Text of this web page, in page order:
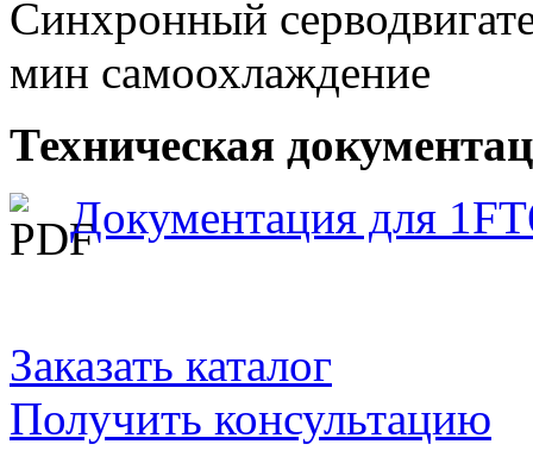
Синхронный
мин самоохлаждение
Техническая
Документация для
Заказать каталог
Получить консультацию